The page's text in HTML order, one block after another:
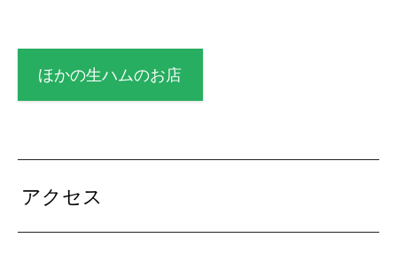
ほかの生ハムのお店
アクセス